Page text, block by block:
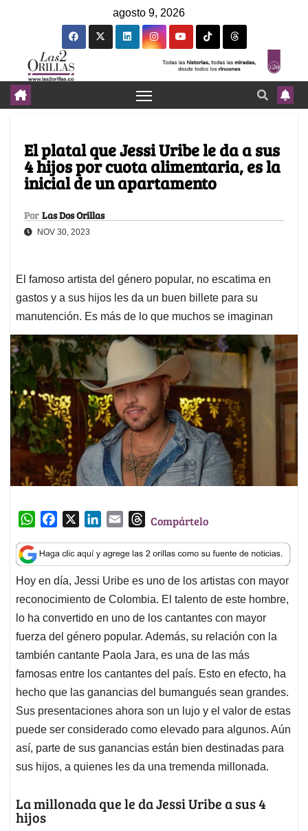
agosto 9, 2026
El platal que Jessi Uribe le da a sus
4 hijos por cuota alimentaria, es la
inicial de un apartamento
Por Las Dos Orillas
NOV 30, 2023
El famoso artista del género popular, no escatima en
gastos y a sus hijos les da un buen billete para su
manutención. Es más de lo que muchos se imaginan
W
a
t
s
A
p
p
c
e
b
o
o
k
n
k
e
d
I
n
a
i
l
T
r
e
a
d
s
Compártelo
Hoy en día, Jessi Uribe es uno de los artistas con mayor
reconocimiento de Colombia. El talento de este hombre,
lo ha convertido en uno de los cantantes con mayor
fuerza del género popular. Además, su relación con la
también cantante Paola Jara, es una de las más
famosas entre los cantantes del país. Esto en efecto, ha
hecho que las ganancias del bumangués sean grandes.
Sus presentaciones ahora son un lujo y el valor de estas
puede ser considerado como elevado para algunos. Aún
así, parte de sus ganancias están bien destinadas para
sus hijos, a quienes les da una tremenda millonada.
La millonada que le da Jessi Uribe a sus 4
hijos